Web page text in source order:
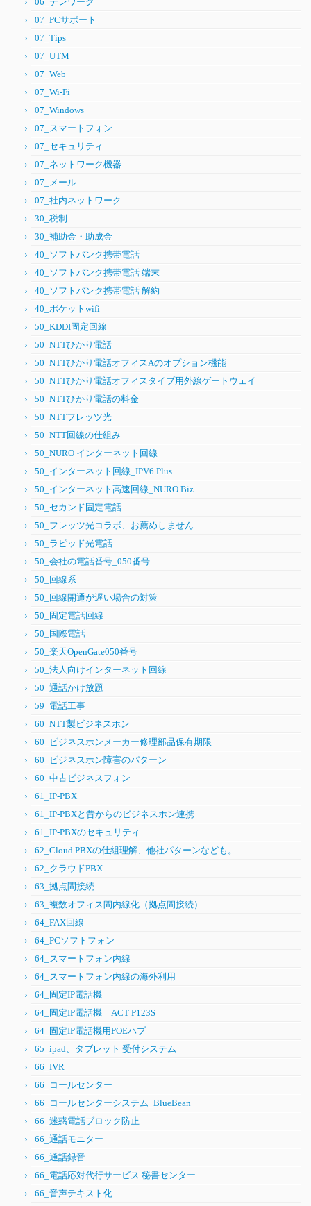
07_PCサポート
07_Tips
07_UTM
07_Web
07_Wi-Fi
07_Windows
07_スマートフォン
07_セキュリティ
07_ネットワーク機器
07_メール
07_社内ネットワーク
30_税制
30_補助金・助成金
40_ソフトバンク携帯電話
40_ソフトバンク携帯電話 端末
40_ソフトバンク携帯電話 解約
40_ポケットwifi
50_KDDI固定回線
50_NTTひかり電話
50_NTTひかり電話オフィスAのオプション機能
50_NTTひかり電話オフィスタイプ用外線ゲートウェイ
50_NTTひかり電話の料金
50_NTTフレッツ光
50_NTT回線の仕組み
50_NURO インターネット回線
50_インターネット回線_IPV6 Plus
50_インターネット高速回線_NURO Biz
50_セカンド固定電話
50_フレッツ光コラボ、お薦めしません
50_ラピッド光電話
50_会社の電話番号_050番号
50_回線系
50_回線開通が遅い場合の対策
50_固定電話回線
50_国際電話
50_楽天OpenGate050番号
50_法人向けインターネット回線
50_通話かけ放題
59_電話工事
60_NTT製ビジネスホン
60_ビジネスホンメーカー修理部品保有期限
60_ビジネスホン障害のパターン
60_中古ビジネスフォン
61_IP-PBX
61_IP-PBXと昔からのビジネスホン連携
61_IP-PBXのセキュリティ
62_Cloud PBXの仕組理解、他社パターンなども。
62_クラウドPBX
63_拠点間接続
63_複数オフィス間内線化（拠点間接続）
64_FAX回線
64_PCソフトフォン
64_スマートフォン内線
64_スマートフォン内線の海外利用
64_固定IP電話機
64_固定IP電話機 ACT P123S
64_固定IP電話機用POEハブ
65_ipad、タブレット 受付システム
66_IVR
66_コールセンター
66_コールセンターシステム_BlueBean
66_迷惑電話ブロック防止
66_通話モニター
66_通話録音
66_電話応対代行サービス 秘書センター
66_音声テキスト化